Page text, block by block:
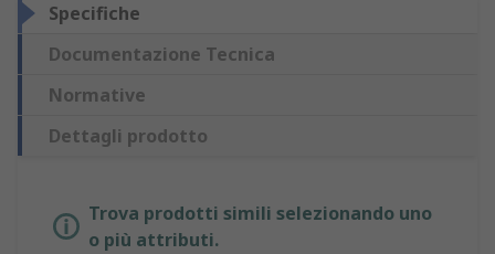
Specifiche
Documentazione Tecnica
Normative
Dettagli prodotto
Trova prodotti simili selezionando uno
o più attributi.